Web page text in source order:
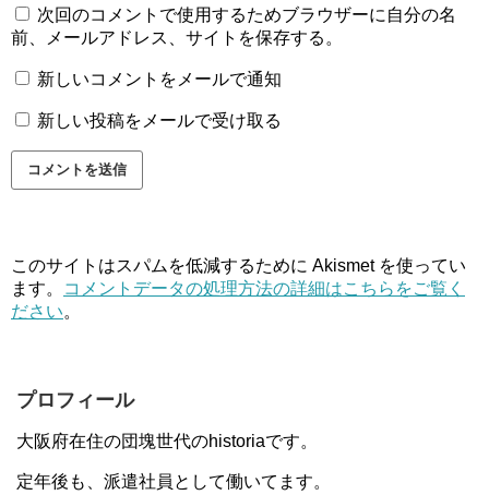
次回のコメントで使用するためブラウザーに自分の名
前、メールアドレス、サイトを保存する。
新しいコメントをメールで通知
新しい投稿をメールで受け取る
このサイトはスパムを低減するために Akismet を使ってい
ます。
コメントデータの処理方法の詳細はこちらをご覧く
ださい。
プロフィール
大阪府在住の団塊世代のhistoriaです。
定年後も、派遣社員として働いてます。